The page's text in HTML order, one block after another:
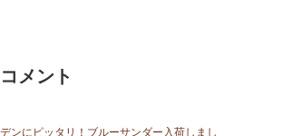
メント
ンにピッタリ！ブルーサンダー入荷しまし